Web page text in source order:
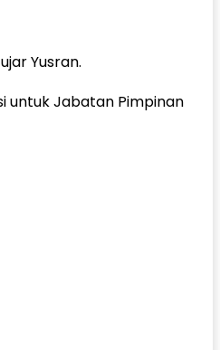
Yusran.
untuk Jabatan Pimpinan